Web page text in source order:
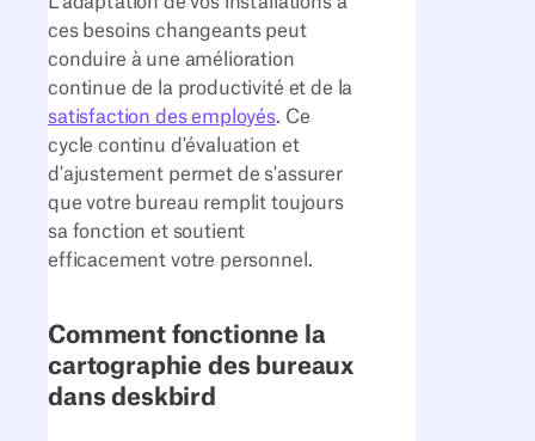
ces besoins changeants peut
conduire à une amélioration
continue de la productivité et de la
satisfaction des employés. Ce
cycle continu d'évaluation et
d'ajustement permet de s'assurer
que votre bureau remplit toujours
sa fonction et soutient
efficacement votre personnel.
Comment fonctionne la
cartographie des bureaux
dans deskbird